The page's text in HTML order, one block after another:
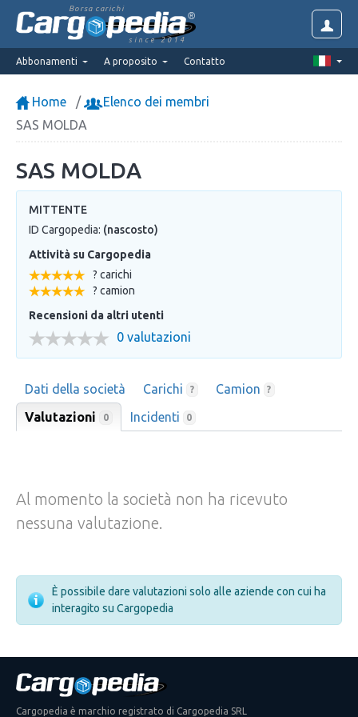
Borsa carichi
since 2014
Abbonamenti A proposito Contatto
Home
Elenco dei membri
SAS MOLDA
SAS MOLDA
MITTENTE
ID Cargopedia: (nascosto)
Attività su Cargopedia
? carichi
? camion
Recensioni da altri utenti
0 valutazioni
Dati della società Carichi ? Camion ?
Valutazioni 0 Incidenti 0
Al momento la società non ha ricevuto
nessuna valutazione.
È possibile dare valutazioni solo alle aziende con cui ha
interagito su Cargopedia
Cargopedia è marchio registrato di Cargopedia SRL